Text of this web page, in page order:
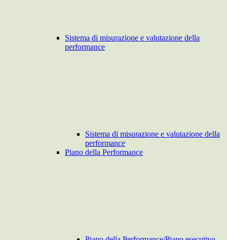
Sistema di misurazione e valutazione della
performance
Sistema di misurazione e valutazione della
performance
Piano della Performance